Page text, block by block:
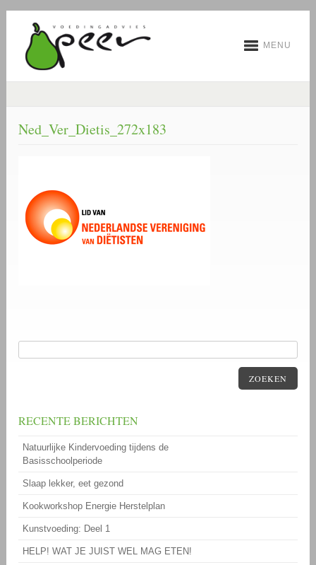
MENU
Ned_Ver_Dietis_272x183
ZOEKEN
RECENTE BERICHTEN
Natuurlijke Kindervoeding tijdens de
Basisschoolperiode
Slaap lekker, eet gezond
Kookworkshop Energie Herstelplan
Kunstvoeding: Deel 1
HELP! WAT JE JUIST WEL MAG ETEN!